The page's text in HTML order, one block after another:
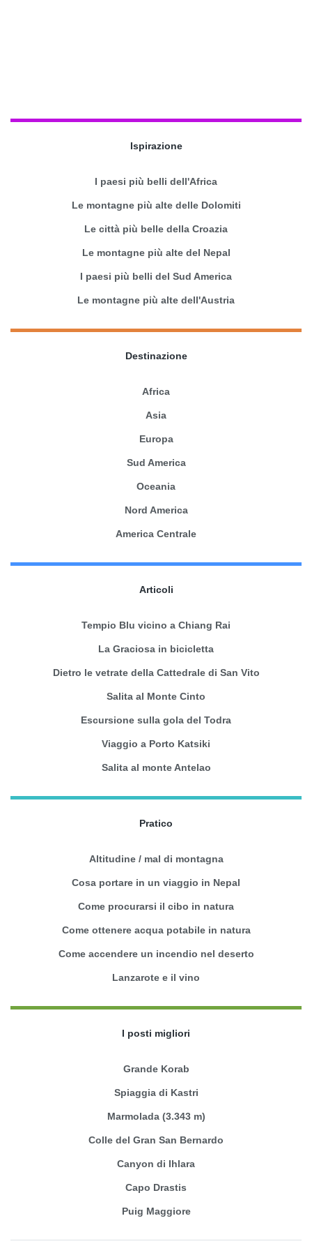
Ispirazione
I paesi più belli dell'Africa
Le montagne più alte delle Dolomiti
Le città più belle della Croazia
Le montagne più alte del Nepal
I paesi più belli del Sud America
Le montagne più alte dell'Austria
Destinazione
Africa
Asia
Europa
Sud America
Oceania
Nord America
America Centrale
Articoli
Tempio Blu vicino a Chiang Rai
La Graciosa in bicicletta
Dietro le vetrate della Cattedrale di San Vito
Salita al Monte Cinto
Escursione sulla gola del Todra
Viaggio a Porto Katsiki
Salita al monte Antelao
Pratico
Altitudine / mal di montagna
Cosa portare in un viaggio in Nepal
Come procurarsi il cibo in natura
Come ottenere acqua potabile in natura
Come accendere un incendio nel deserto
Lanzarote e il vino
I posti migliori
Grande Korab
Spiaggia di Kastri
Marmolada (3.343 m)
Colle del Gran San Bernardo
Canyon di Ihlara
Capo Drastis
Puig Maggiore